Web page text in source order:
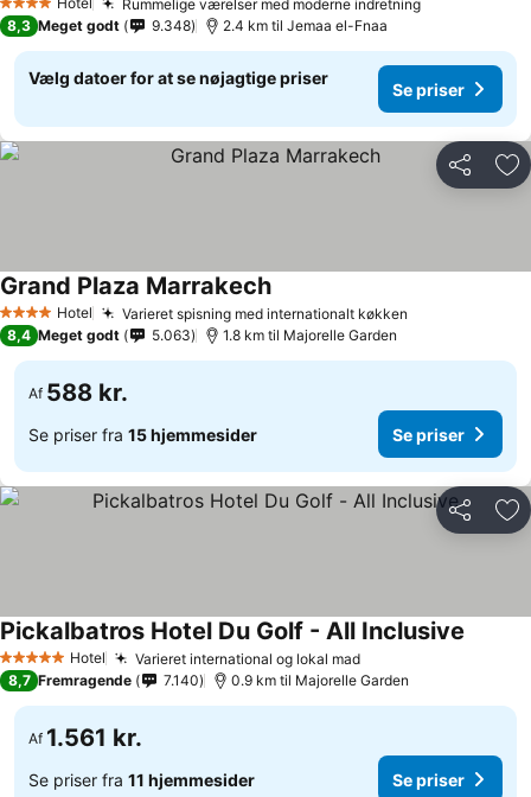
4 Stjerner Rummelige værelser med moderne indretning
8,3 Meget godt 9.348 2.4 km til Jemaa el-Fnaa
Vælg datoer for at se nøjagtige priser
Se priser
Del
4 StjernerHotel Varieret spisning med internationalt køkken
Grand Plaza Marrakech
8,4 Meget godt 5.063 1.8 km til Majorelle Garden
Af 588 kr.
Se priser fra 15 hjemmesider Se priser
Del
5 Stjerner Hotel Varieret international og lokal mad
Pickalbatros Hotel Du Golf - All Inclusive
8,7 Fremragende 7.140 0.9 km til Majorelle Garden
Af 1.561 kr.
Se priser fra 11 hjemmesider Se priser